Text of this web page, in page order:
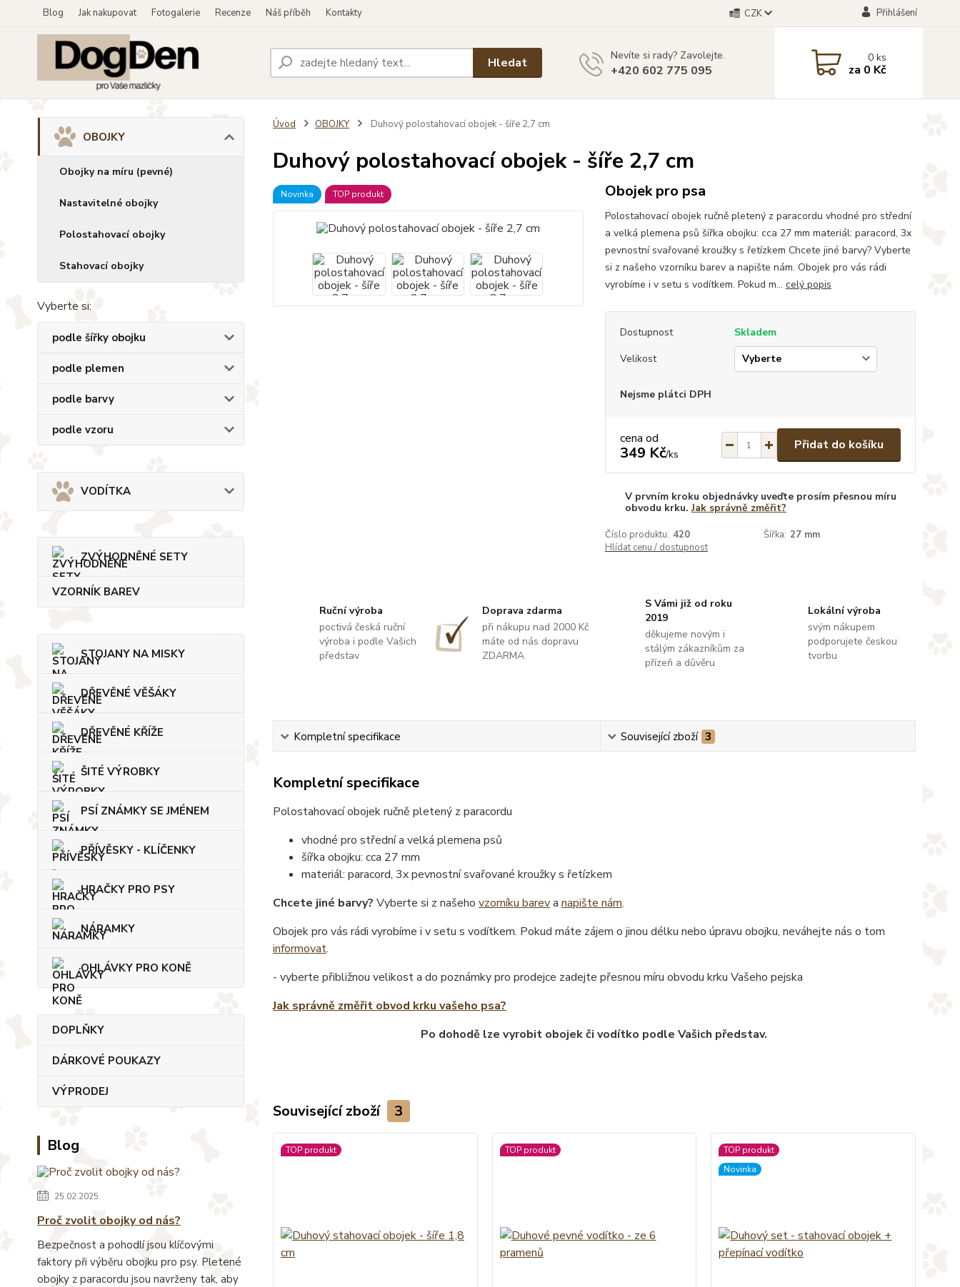
Blog Jak nakupovat Fotogalerie Recenze Náš příběh Kontakty CZK Přihlášení
Hledat Nevíte si rady? Zavolejte.
+420 602 775 095
0ks
za 0 Kč
OBOJKY
Obojky na míru (pevné)
Nastavitelné obojky
Polostahovací obojky
Stahovací obojky
Vyberte si:
podle šířky obojku
podle plemen
podle barvy
podle vzoru
VODÍTKA
ZVÝHODNĚNÉ SETY
VZORNÍK BAREV
STOJANY NA MISKY
DŘEVĚNÉ VĚŠÁKY
DŘEVĚNÉ KŘÍŽE
ŠITÉ VÝROBKY
PSÍ ZNÁMKY SE JMÉNEM
PŘÍVĚSKY - KLÍČENKY
HRAČKY PRO PSY
NÁRAMKY
OHLÁVKY PRO KONĚ
DOPLŇKY
DÁRKOVÉ POUKAZY
VÝPRODEJ
Blog
25.02.2025
Proč zvolit obojky od nás?
Bezpečnost a pohodlí jsou klíčovými
faktory při výběru obojku pro psy. Pletené
obojky z paracordu jsou navrženy tak, aby
Úvod OBOJKY Duhový polostahovací obojek - šíře 2,7 cm
Duhový polostahovací obojek - šíře 2,7 cm
Novinka TOP produkt Obojek pro psa
Polostahovací obojek ručně pletený z paracordu vhodné pro střední
a velká plemena psů šířka obojku: cca 27 mm materiál: paracord, 3x
pevnostní svařované kroužky s řetízkem Chcete jiné barvy? Vyberte
si z našeho vzorníku barev a napište nám. Obojek pro vás rádi
vyrobíme i v setu s vodítkem. Pokud m... celý popis
Dostupnost
Skladem
Velikost
Nejsme plátci DPH
cena od
349 Kč/ks
Přidat do košíku
V prvním kroku objednávky uveďte prosím přesnou míru
obvodu krku.Jak správně změřit?
Číslo produktu: 420 Šířka: 27 mm
Hlídat cenu / dostupnost
Ruční výroba
poctivá česká ruční
výroba i podle Vašich
představ
Doprava zdarma
při nákupu nad 2000 Kč
máte od nás dopravu
ZDARMA
S Vámi již od roku
2019
děkujeme novým i
stálým zákazníkům za
přízeň a důvěru
Lokální výroba
svým nákupem
podporujete českou
tvorbu
Kompletní specifikace Související zboží 3
Kompletní specifikace
Polostahovací obojek ručně pletený z paracordu
vhodné pro střední a velká plemena psů
šířka obojku: cca 27 mm
materiál: paracord, 3x pevnostní svařované kroužky s řetízkem
Chcete jiné barvy? Vyberte si z našeho vzorníku bareva napište nám.
Obojek pro vás rádi vyrobíme i v setu s vodítkem. Pokud máte zájem o jinou délku nebo úpravu obojku, neváhejte nás o tom
informovat.
- vyberte přibližnou velikost a do poznámky pro prodejce zadejte přesnou míru obvodu krku Vašeho pejska
Jak správně změřit obvod krku vašeho psa?
Po dohodě lze vyrobit obojek či vodítko podle Vašich představ.
Související zboží 3
TOP produkt TOP produkt
TOP produkt
Novinka